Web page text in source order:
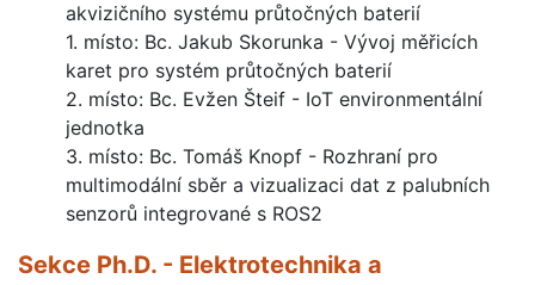
akvizičního systému průtočných baterií
1. místo: Bc. Jakub Skorunka - Vývoj měřicích
karet pro systém průtočných baterií
2. místo: Bc. Evžen Šteif - IoT environmentální
jednotka
3. místo: Bc. Tomáš Knopf - Rozhraní pro
multimodální sběr a vizualizaci dat z palubních
senzorů integrované s ROS2
Sekce Ph.D. - Elektrotechnika a